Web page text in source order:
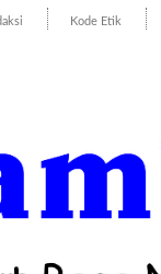
Kode Etik